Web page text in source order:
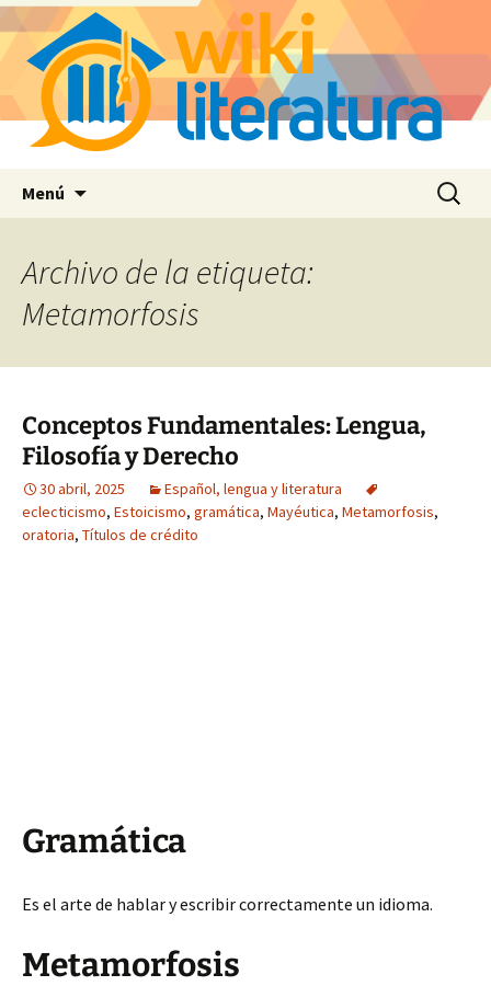
Menú Buscar:
Archivo de la etiqueta:
Metamorfosis
Conceptos Fundamentales: Lengua,
Filosofía y Derecho
30 abril, 2025
Español, lengua y literatura
eclecticismo, Estoicismo, gramática, Mayéutica, Metamorfosis,
oratoria, Títulos de crédito
Gramática
Es el arte de hablar y escribir correctamente un idioma.
Metamorfosis